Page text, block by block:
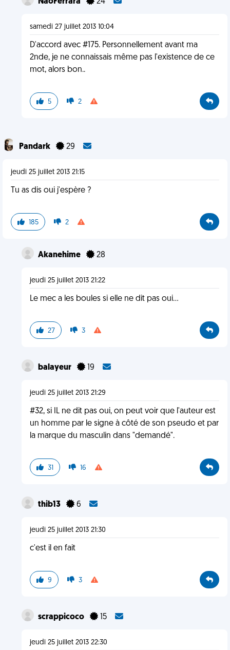
samedi 27 juillet 2013 10:04
D'accord avec #175. Personnellement avant ma
2nde, je ne connaissais même pas l'existence de ce
mot, alors bon..
5 2
Pandark 29
jeudi 25 juillet 2013 21:15
Tu as dis oui j'espère ?
185 2
Akanehime 28
jeudi 25 juillet 2013 21:22
Le mec a les boules si elle ne dit pas oui...
27 3
balayeur 19
jeudi 25 juillet 2013 21:29
#32, si IL ne dit pas oui, on peut voir que l'auteur est
un homme par le signe à côté de son pseudo et par
la marque du masculin dans "demandé".
31 16
thib13 6
jeudi 25 juillet 2013 21:30
c'est il en fait
9 3
scrappicoco 15
jeudi 25 juillet 2013 22:30